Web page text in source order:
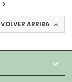

VOLVER ARRIBA 
